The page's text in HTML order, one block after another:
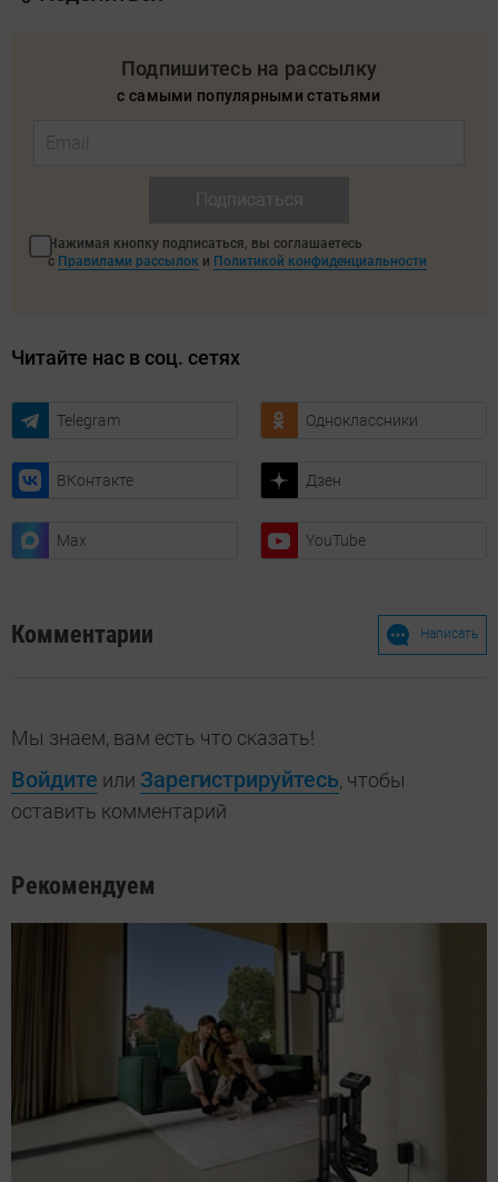
Подпишитесь на рассылку
с самыми популярными статьями
Нажимая кнопку подписаться, вы соглашаетесь
с Правилами рассылок и Политикой конфиденциальности
Читайте нас в соц. сетях
Telegram Одноклассники
ВКонтакте Дзен
Max YouTube
Комментарии Написать
Мы знаем, вам есть что сказать!
Войдите или Зарегистрируйтесь, чтобы
оставить комментарий
Рекомендуем